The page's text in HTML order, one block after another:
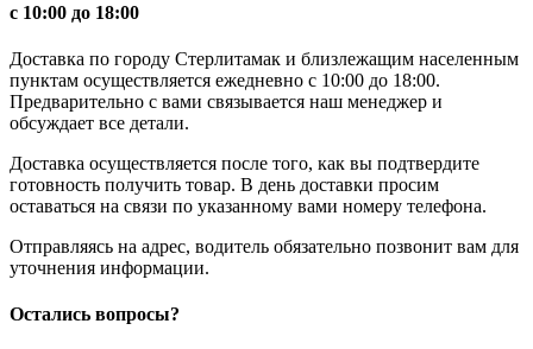
с 10:00 до 18:00
Доставка по городу Стерлитамак и близлежащим населенным
пунктам осуществляется ежедневно с 10:00 до 18:00.
Предварительно с вами связывается наш менеджер и
обсуждает все детали.
Доставка осуществляется после того, как вы подтвердите
готовность получить товар. В день доставки просим
оставаться на связи по указанному вами номеру телефона.
Отправляясь на адрес, водитель обязательно позвонит вам для
уточнения информации.
Остались вопросы?